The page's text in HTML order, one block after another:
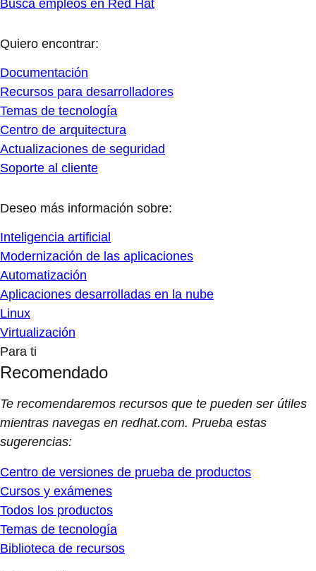
Busca empleos en Red Hat
Quiero encontrar:
Documentación
Recursos para desarrolladores
Temas de tecnología
Centro de arquitectura
Actualizaciones de seguridad
Soporte al cliente
Deseo más información sobre:
Inteligencia artificial
Modernización de las aplicaciones
Automatización
Aplicaciones desarrolladas en la nube
Linux
Virtualización
Para ti
Recomendado
Te recomendaremos recursos que te pueden ser útiles
mientras navegas en redhat.com. Prueba estas
sugerencias:
Centro de versiones de prueba de productos
Cursos y exámenes
Todos los productos
Temas de tecnología
Biblioteca de recursos